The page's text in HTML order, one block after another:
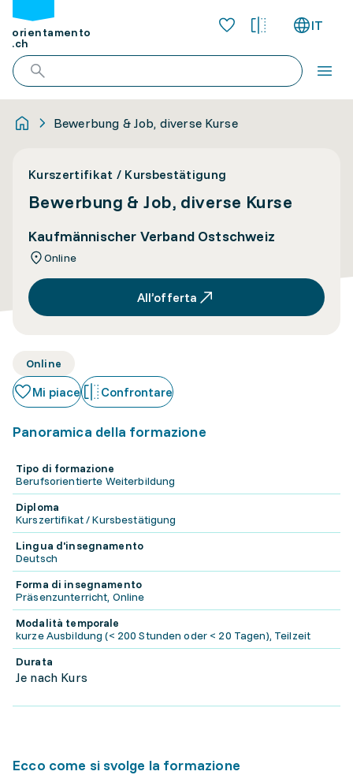
orientamento
.ch
IT
Bewerbung & Job, diverse Kurse
Kurszertifikat / Kursbestätigung
Bewerbung & Job, diverse Kurse
Kaufmännischer Verband Ostschweiz
Online
All’offerta
Online
Mi piace Confrontare
Panoramica della formazione
Tipo di formazione
Berufsorientierte Weiterbildung
Diploma
Kurszertifikat / Kursbestätigung
Lingua d'insegnamento
Deutsch
Forma di insegnamento
Präsenzunterricht, Online
Modalità temporale
kurze Ausbildung (< 200 Stunden oder < 20 Tagen), Teilzeit
Durata
Je nach Kurs
Ecco come si svolge la formazione